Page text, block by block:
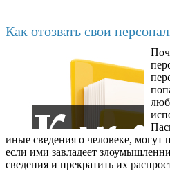
Как отозвать свои
иные сведения о человеке, могут
если ими завладеет
сведения и прекратить их